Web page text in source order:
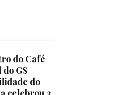
do Café
GS
do